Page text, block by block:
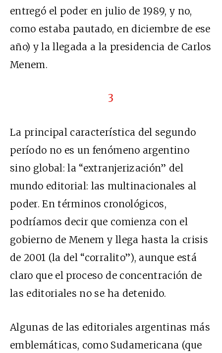
entregó el poder en julio de 1989, y no,
como estaba pautado, en diciembre de ese
año) y la llegada a la presidencia de Carlos
Menem.
3
La principal característica del segundo
período no es un fenómeno argentino
sino global: la “extranjerización” del
mundo editorial: las multinacionales al
poder. En términos cronológicos,
podríamos decir que comienza con el
gobierno de Menem y llega hasta la crisis
de 2001 (la del “corralito”), aunque está
claro que el proceso de concentración de
las editoriales no se ha detenido.
Algunas de las editoriales argentinas más
emblemáticas, como Sudamericana (que